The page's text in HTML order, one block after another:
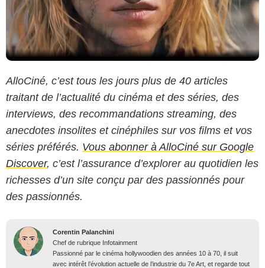
AlloCiné, c’est tous les jours plus de 40 articles
traitant de l’actualité du cinéma et des séries, des
interviews, des recommandations streaming, des
anecdotes insolites et cinéphiles sur vos films et vos
séries préférés. Vous abonner à AlloCiné sur Google
Discover, c’est l’assurance d’explorer au quotidien les
richesses d’un site conçu par des passionnés pour
des passionnés.
Corentin Palanchini
Chef de rubrique Infotainment
Passionné par le cinéma hollywoodien des années 10 à 70, il suit
avec intérêt l’évolution actuelle de l’industrie du 7e Art, et regarde tout